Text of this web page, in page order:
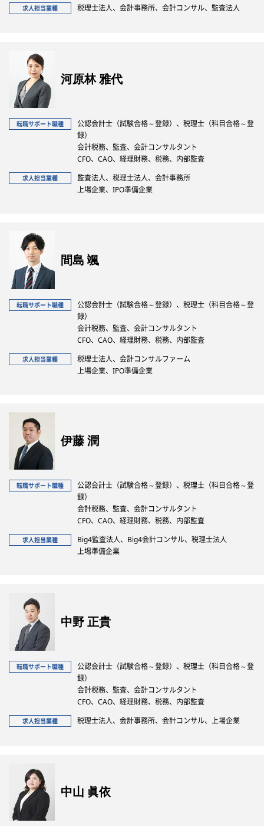
求人担当業種 税理士法人、会計事務所、会計コンサル、監査法人
河原林 雅代
転職サポート職種
公認会計士（試験合格～登録）、税理士（科目合格～登
録）
会計税務、監査、会計コンサルタント
CFO、CAO、経理財務、税務、内部監査
求人担当業種
監査法人、税理士法人、会計事務所
上場企業、IPO準備企業
間島 颯
転職サポート職種
公認会計士（試験合格～登録）、税理士（科目合格～登
録）
会計税務、監査、会計コンサルタント
CFO、CAO、経理財務、税務、内部監査
求人担当業種
税理士法人、会計コンサルファーム
上場企業、IPO準備企業
伊藤 潤
転職サポート職種
公認会計士（試験合格～登録）、税理士（科目合格～登
録）
会計税務、監査、会計コンサルタント
CFO、CAO、経理財務、税務、内部監査
求人担当業種
Big4監査法人、Big4会計コンサル、税理士法人
上場準備企業
中野 正貴
転職サポート職種
公認会計士（試験合格～登録）、税理士（科目合格～登
録）
会計税務、監査、会計コンサルタント
CFO、CAO、経理財務、税務、内部監査
求人担当業種 税理士法人、会計事務所、会計コンサル、上場企業
中山 眞依